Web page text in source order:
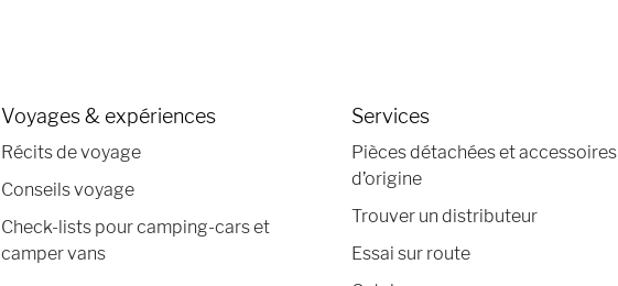
Voyages & expériences
Récits de voyage
Conseils voyage
Check-lists pour camping-cars et
camper vans
Services
Pièces détachées et accessoires
d’origine
Trouver un distributeur
Essai sur route